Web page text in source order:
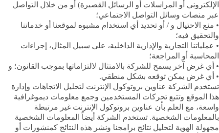
الإلكتروني أو المراسلات أو الرسائل القصيرة) أو من خلال التواصل
عبر منصات وسائل التواصل الاجتماعي؛
• منع الاحتيال و / أو تحديد أي استخدام مشبوه لموقعنا أو خدماتنا
والتحقيق فيه؛
• عملياتنا التجارية والإدارية الداخلية، على سبيل المثال، إجراءات
المحاسبة أو المراجعة؛
• أي غرض آخر يسمح للشركة بالامتثال لالتزاماتها بموجب القانون؛ و
• أي غرض يمكن توقعه بشكل منطقي.
تستخدم الشركة عناوين بروتوكول الإنترنت لتحليل الاتجاهات وإدارة
هذا الموقع وتتبع تحركات المستخدمين وجمع معلومات ديموغرافية
واسعة، مع العلم بأن عناوين بروتوكول الإنترنت غير مرتبطة
بالمعلومات الشخصية. تستخدم الشركة أيضاً المعلومات الشخصية
مجهولة الهوية لتحليل نتائج برامجنا ونشر هذه النتائج كمنشورات أو